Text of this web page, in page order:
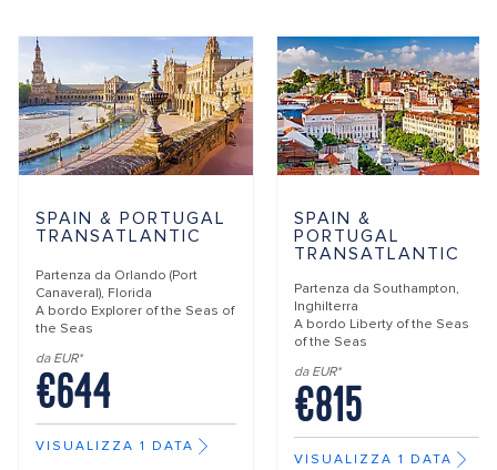
SPAIN & PORTUGAL
TRANSATLANTIC
Partenza da Orlando (Port
Canaveral), Florida
A bordo Explorer of the Seas of
the Seas
da EUR*
€644
VISUALIZZA 1 DATA
SPAIN &
PORTUGAL
TRANSATLANTIC
Partenza da Southampton,
Inghilterra
A bordo Liberty of the Seas
of the Seas
da EUR*
€815
VISUALIZZA 1 DATA